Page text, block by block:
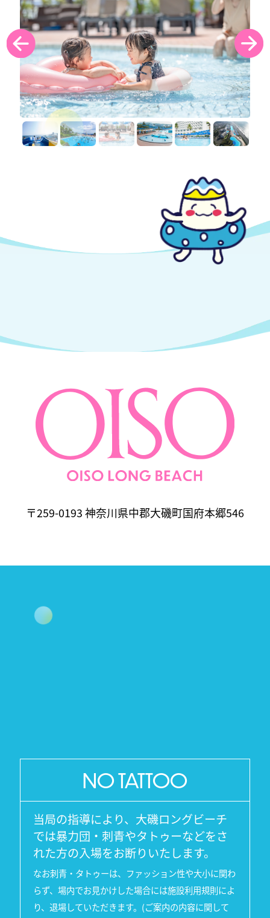
〒259-0193 神奈川県中郡大磯町国府本郷546
NOTATTOO
当局の指導により、大磯ロングビーチ
では暴力団・刺青やタトゥーなどをさ
れた方の入場をお断りいたします。
なお刺青・タトゥーは、ファッション性や大小に関わ
らず、場内でお見かけした場合には施設利用規則によ
り、退場していただきます。(ご案内の内容に関して